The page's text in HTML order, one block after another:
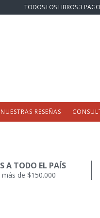
TODOS LOS LIBROS 3
NUESTRAS RESEÑAS
A TODO EL PAÍS
de $150.000